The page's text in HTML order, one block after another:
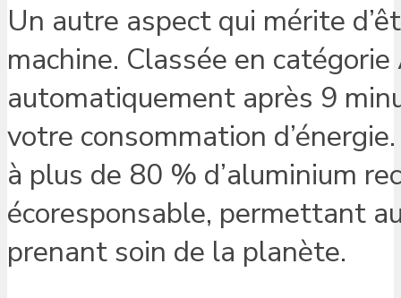
Un autre aspect qui mérite
machine. Classée en
automatiquement après 9
votre consommation
à plus de 80 % d’aluminium
écoresponsable, permettant
prenant soin de la planète.